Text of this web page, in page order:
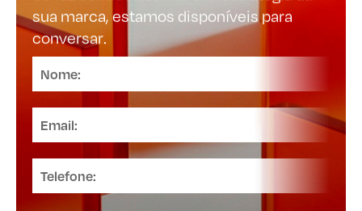
Os dados enviados serão utilizados exclusivamente para
responder ao seu pedido de contacto, de acordo com a
nossaPolítica de Privacidade.